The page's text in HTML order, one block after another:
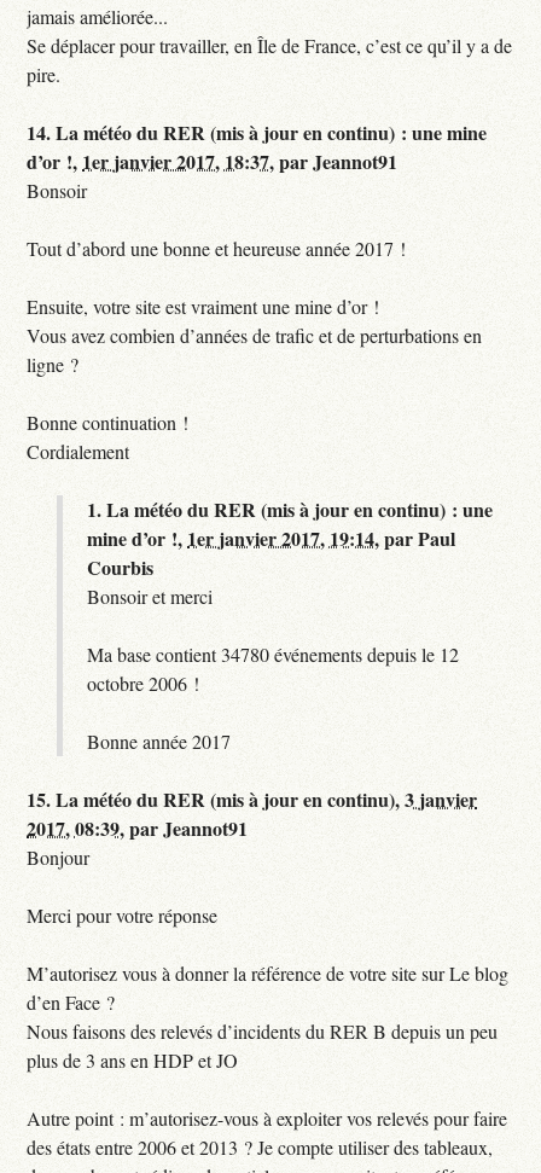
jamais améliorée...
Se déplacer pour travailler, en Île de France, c’est ce qu’il y a de
pire.
14.La météo du RER (mis à jour en continu) : une mine
d’or !, 1er janvier 2017, 18:37,parJeannot91
Bonsoir
Tout d’abord une bonne et heureuse année 2017 !
Ensuite, votre site est vraiment une mine d’or !
Vous avez combien d’années de trafic et de perturbations en
ligne ?
Bonne continuation !
Cordialement
1.La météo du RER (mis à jour en continu) : une
mine d’or !, 1er janvier 2017, 19:14,parPaul
Courbis
Bonsoir et merci
Ma base contient 34780 événements depuis le 12
octobre 2006 !
Bonne année 2017
15.La météo du RER (mis à jour en continu),3 janvier
2017, 08:39,parJeannot91
Bonjour
Merci pour votre réponse
M’autorisez vous à donner la référence de votre site sur Le blog
d’en Face ?
Nous faisons des relevés d’incidents du RER B depuis un peu
plus de 3 ans en HDP et JO
Autre point : m’autorisez-vous à exploiter vos relevés pour faire
des états entre 2006 et 2013 ? Je compte utiliser des tableaux,